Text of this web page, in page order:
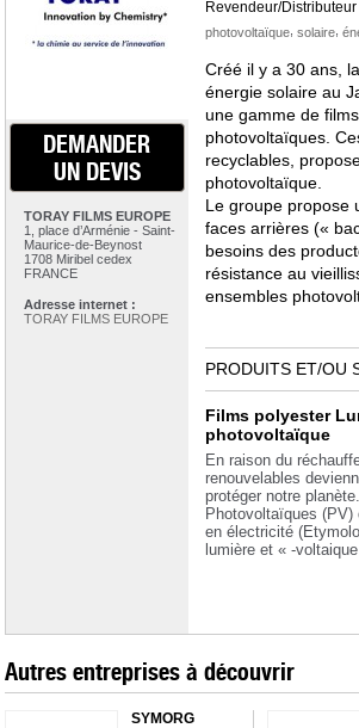
DEMANDER
UN DEVIS
TORAY FILMS EUROPE
1, place d’Arménie - Saint-
Maurice-de-Beynost
1708 Miribel cedex
FRANCE
Adresse internet :
TORAY FILMS EUROPE
Revendeur/Distributeur
photovoltaïque, solaire,
Créé il y a 30 ans,
énergie solaire au
une gamme de
photovoltaïques.
recyclables,
photovoltaïque.
Le groupe propose
faces arrières («
besoins des
résistance au
ensembles
PRODUITS ET/OU
Films polyester
photovoltaïque
En raison du
renouvelables
protéger notre
Photovoltaïques
en électricité
lumière et « -
Autres entreprises à découvrir
SYMORG